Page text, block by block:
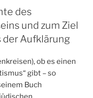
des
und zum Ziel
Aufklärung
ob es einen
gibt – so
Buch